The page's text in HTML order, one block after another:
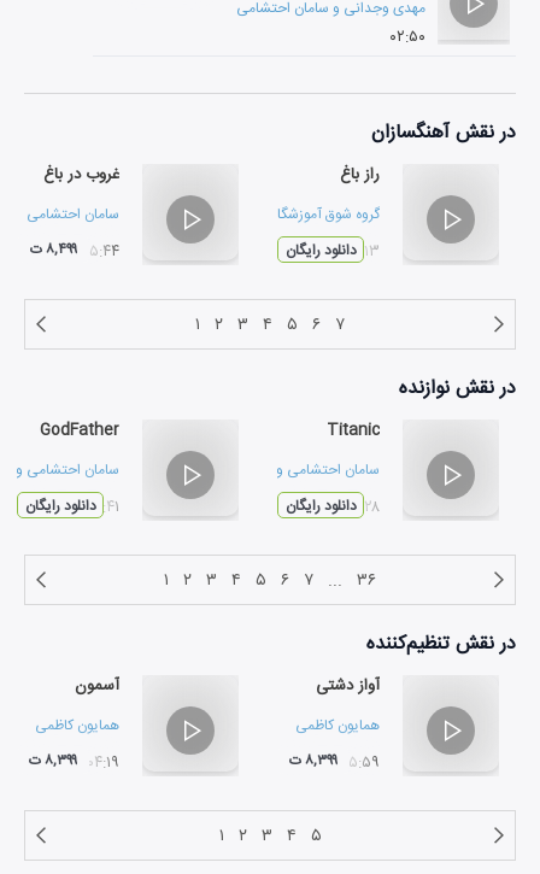
مهدی وجدانی و سامان احتشامی
۰۲:۵۰
در نقشآهنگسازان
راز باغ
گروه شوق آموزشگاه موسیقی نوا
۰۴:۱۳دانلود رایگان
غروب در باغ
سامان احتشامی
۰۵:۴۴ ۸,۴۹۹ ت
۱ ۲ ۳ ۴ ۵ ۶ ۷
در نقشنوازنده
Titanic
سامان احتشامی و سینا سلیم زاده
۰۴:۲۸دانلود رایگان
GodFather
سامان احتشامی و
۰۲:۴۱دانلود رایگان
۱ ۲ ۳ ۴ ۵ ۶ ۷ ... ۳۶
در نقشتنظیم‌کننده
آواز دشتی
همایون کاظمی
۱۵:۵۹ ۸,۳۹۹ ت
آسمون
همایون کاظمی
۰۴:۱۹ ۸,۳۹۹ ت
۱ ۲ ۳ ۴ ۵